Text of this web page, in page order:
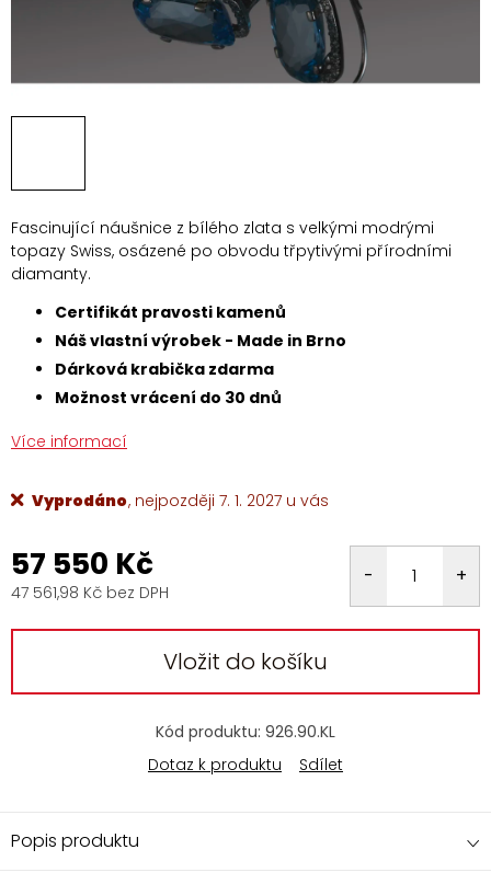
Fascinující náušnice z bílého zlata s velkými modrými
topazy Swiss, osázené po obvodu třpytivými přírodními
diamanty.
Certifikát pravosti kamenů
Náš vlastní výrobek - Made in Brno
Dárková krabička zdarma
Možnost vrácení do 30 dnů
Více informací
Vyprodáno 7. 1. 2027
57 550 Kč
47 561,98 Kč bez DPH
cena:
Vložit do košíku
Kód produktu: 926.90.KL
Dotaz k produktu
Sdílet
Popis produktu